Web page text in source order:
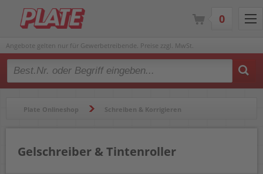
Angebote gelten nur für Gewerbetreibende. Preise zzgl. MwSt.
Type 2 or more characters for results.
Plate Onlineshop Schreiben & Korrigieren
Gelschreiber & Tintenroller
0